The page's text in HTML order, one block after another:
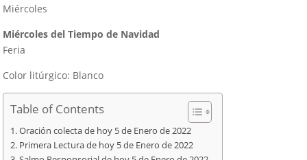
Miércoles
Miércoles del Tiempo de Navidad
Feria
Color litúrgico: Blanco
Table of Contents
Oración colecta de hoy 5 de Enero de 2022
Primera Lectura de hoy 5 de Enero de 2022